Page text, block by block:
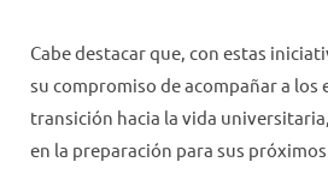
Cabe destacar que, con estas
su compromiso de acompañar a los
transición hacia la vida
en la preparación para sus